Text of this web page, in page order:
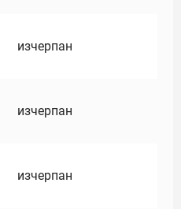
изчерпан
изчерпан
изчерпан